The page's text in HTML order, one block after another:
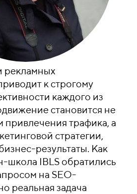
рекламных
к строгому
каждого из
становится не
привлечения трафика, а
стратегии,
результаты. Как
школа IBLS обратились
на SEO-
реальная задача